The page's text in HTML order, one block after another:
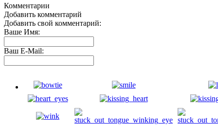
Комментарии
Добавить комментарий
Добавить свой комментарий:
Ваше Имя:
Ваш E-Mail: